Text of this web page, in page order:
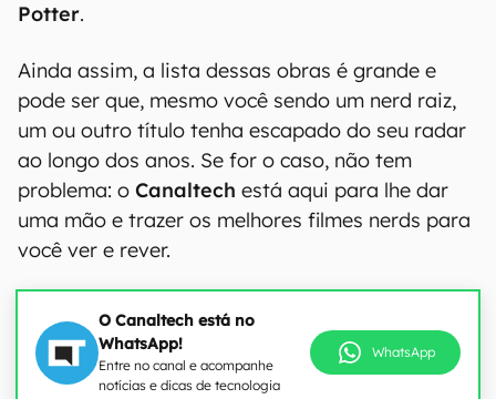
Potter.
Ainda assim, a lista dessas obras é grande e
pode ser que, mesmo você sendo um nerd raiz,
um ou outro título tenha escapado do seu radar
ao longo dos anos. Se for o caso, não tem
problema: o Canaltech está aqui para lhe dar
uma mão e trazer os melhores filmes nerds para
você ver e rever.
O Canaltech está no
WhatsApp!
Entre no canal e acompanhe
notícias e dicas de tecnologia
WhatsApp